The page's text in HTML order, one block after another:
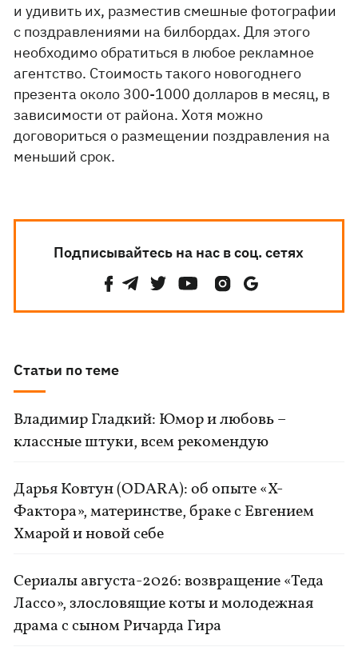
и удивить их, разместив смешные фотографии
с поздравлениями на билбордах. Для этого
необходимо обратиться в любое рекламное
агентство. Стоимость такого новогоднего
презента около 300-1000 долларов в месяц, в
зависимости от района. Хотя можно
договориться о размещении поздравления на
меньший срок.
Подписывайтесь на нас в соц. сетях
Статьи по теме
Владимир Гладкий: Юмор и любовь –
классные штуки, всем рекомендую
Дарья Ковтун (ODARA): об опыте «Х-
Фактора», материнстве, браке с Евгением
Хмарой и новой себе
Сериалы августа-2026: возвращение «Теда
Лассо», злословящие коты и молодежная
драма с сыном Ричарда Гира